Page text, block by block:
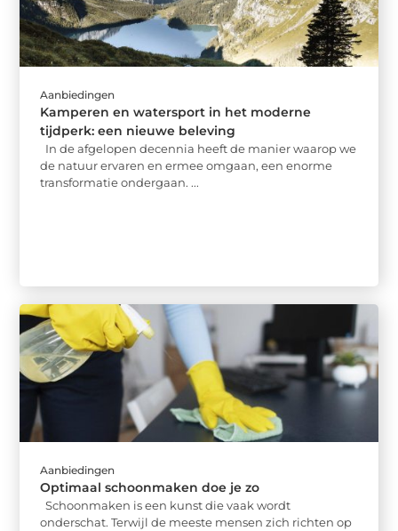
Aanbiedingen
Kamperen en watersport in het moderne
tijdperk: een nieuwe beleving
In de afgelopen decennia heeft de manier waarop we
de natuur ervaren en ermee omgaan, een enorme
transformatie ondergaan. ...
Aanbiedingen
Optimaal schoonmaken doe je zo
Schoonmaken is een kunst die vaak wordt
onderschat. Terwijl de meeste mensen zich richten op